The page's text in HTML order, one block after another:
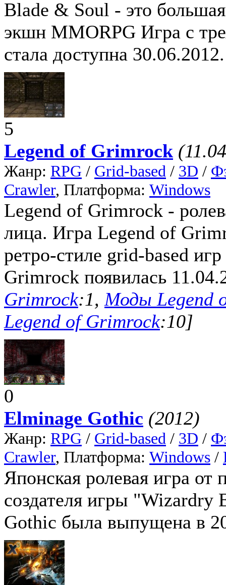
Blade & Soul - это
экшн MMORPG Игра с
стала доступна 30.06.2012.
5
Legend of Grimrock
Жанр: RPG / Grid-based / 3D /
Crawler, Платформа: Windows
Legend of Grimrock -
лица. Игра Legend of
ретро-стиле grid-based
Grimrock появилась
Grimrock:1, Моды Legend
Legend of Grimrock:10]
0
Elminage Gothic (2012)
Жанр: RPG / Grid-based / 3D /
Crawler, Платформа: Windows /
Японская ролевая игра от
создателя игры
Gothic была выпущена в